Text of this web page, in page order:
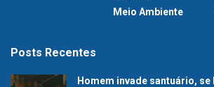
Meio Ambiente
Posts Recentes
Homem invade santuário, se